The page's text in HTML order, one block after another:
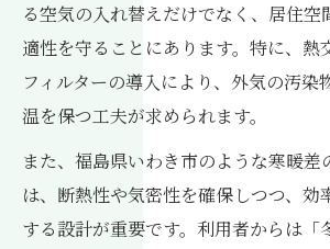
る空気の入れ替えだけでなく、居住空
適性を守ることにあります。特に、熱
フィルターの導入により、外気の汚染
温を保つ工夫が求められます。
また、福島県いわき市のような寒暖差
は、断熱性や気密性を確保しつつ、効
する設計が重要です。利用者からは「